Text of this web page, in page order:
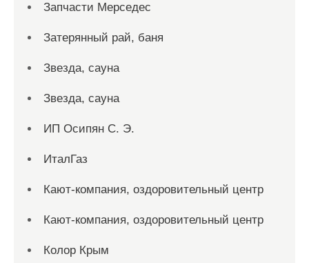
Запчасти Мерседес
Затерянный рай, баня
Звезда, сауна
Звезда, сауна
ИП Осипян С. Э.
ИталГаз
Кают-компания, оздоровительный центр
Кают-компания, оздоровительный центр
Колор Крым